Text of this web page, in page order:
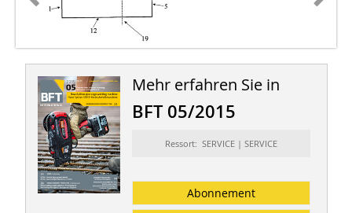
Mehr erfahren Sie in
BFT 05/2015
Ressort: SERVICE | SERVICE
Abonnement